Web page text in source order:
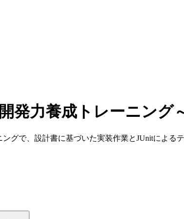
発力養成トレーニング
グで、設計書に基づいた実装作業とJUnitによる